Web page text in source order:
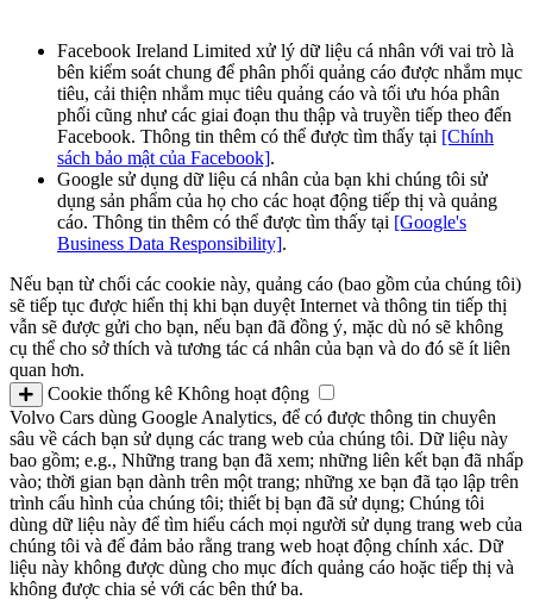
Facebook Ireland Limited xử lý dữ liệu cá nhân với vai trò là
bên kiểm soát chung để phân phối quảng cáo được nhắm mục
tiêu, cải thiện nhắm mục tiêu quảng cáo và tối ưu hóa phân
phối cũng như các giai đoạn thu thập và truyền tiếp theo đến
Facebook. Thông tin thêm có thể được tìm thấy tại [Chính
sách bảo mật của Facebook].
Google sử dụng dữ liệu cá nhân của bạn khi chúng tôi sử
dụng sản phẩm của họ cho các hoạt động tiếp thị và quảng
cáo. Thông tin thêm có thể được tìm thấy tại [Google's
Business Data Responsibility].
Nếu bạn từ chối các cookie này, quảng cáo (bao gồm của chúng tôi)
sẽ tiếp tục được hiển thị khi bạn duyệt Internet và thông tin tiếp thị
vẫn sẽ được gửi cho bạn, nếu bạn đã đồng ý, mặc dù nó sẽ không
cụ thể cho sở thích và tương tác cá nhân của bạn và do đó sẽ ít liên
quan hơn.
Cookie thống kê Không hoạt động
Volvo Cars dùng Google Analytics, để có được thông tin chuyên
sâu về cách bạn sử dụng các trang web của chúng tôi. Dữ liệu này
bao gồm; e.g., Những trang bạn đã xem; những liên kết bạn đã nhấp
vào; thời gian bạn dành trên một trang; những xe bạn đã tạo lập trên
trình cấu hình của chúng tôi; thiết bị bạn đã sử dụng; Chúng tôi
dùng dữ liệu này để tìm hiểu cách mọi người sử dụng trang web của
chúng tôi và để đảm bảo rằng trang web hoạt động chính xác. Dữ
liệu này không được dùng cho mục đích quảng cáo hoặc tiếp thị và
không được chia sẻ với các bên thứ ba.